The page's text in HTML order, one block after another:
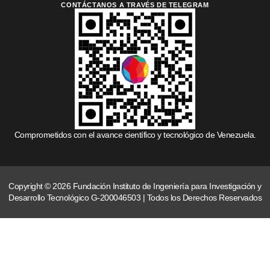
CONTÁCTANOS A TRAVÉS DE TELEGRAM
Comprometidos con el avance científico y tecnológico de Venezuela.
Copyright © 2026 Fundación Instituto de Ingeniería para Investigación y
Desarrollo Tecnológico G-200046503 | Todos los Derechos Reservados